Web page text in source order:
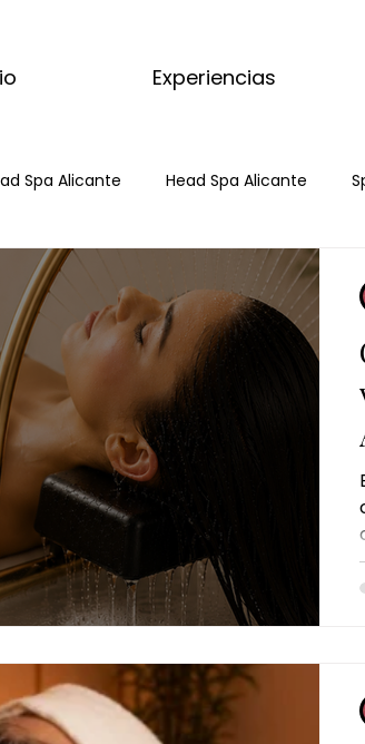
Experiencias
Spa Alicante Head Spa Alicante
Head Spa Spa
masajes del mundo kyoto matcha
masaje completo matcha
masaje de jengibre masaje chino de
ritual de jengibre chocolate dubai ritual
cheque de regalo Alicante